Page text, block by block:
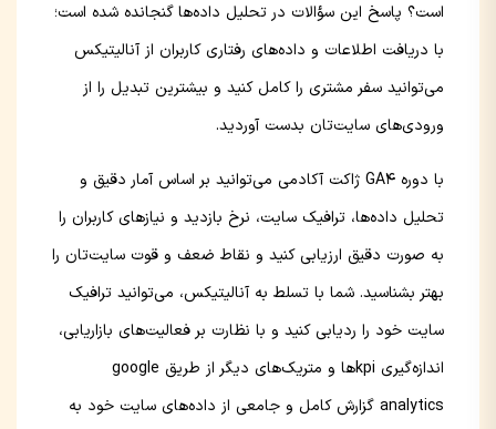
است؟ پاسخ این سؤالات در تحلیل داده‌ها گنجانده شده است؛
با دریافت اطلاعات و داده‌های رفتاری کاربران از آنالیتیکس
می‌توانید سفر مشتری را کامل کنید و بیشترین تبدیل را از
ورودی‌های سایت‌تان بدست آوردید.
با دوره GA4 ژاکت آکادمی می‌توانید بر اساس آمار دقیق و
تحلیل داده‌ها، ترافیک سایت، نرخ بازدید و نیازهای کاربران را
به صورت دقیق ارزیابی کنید و نقاط ضعف و قوت سایت‌تان را
بهتر بشناسید. شما با تسلط به آنالیتیکس، می‌توانید ترافیک
سایت خود را ردیابی کنید و با نظارت بر فعالیت‌های بازاریابی،
اندازه‌گیری kpiها و متریک‌های دیگر از طریق google
analytics گزارش کامل و جامعی از داده‌های سایت خود به